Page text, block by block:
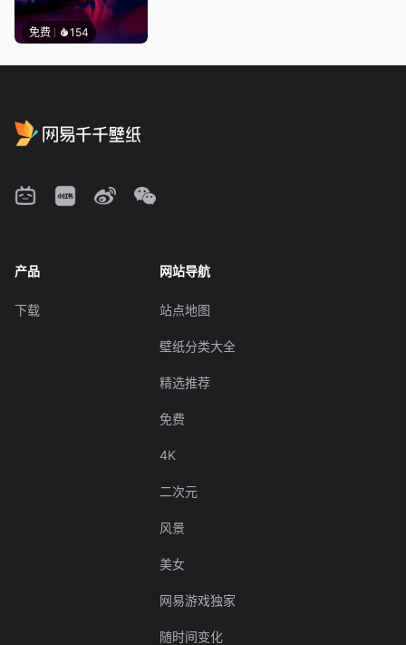
免费 154
产品
下载
网站导航
站点地图
壁纸分类大全
精选推荐
免费
4K
二次元
风景
美女
网易游戏独家
随时间变化